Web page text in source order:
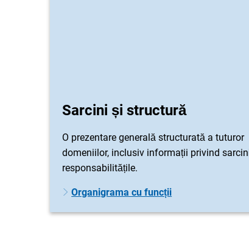
Sarcini și structură
O prezentare generală structurată a tuturor
domeniilor, inclusiv informații privind
responsabilitățile.
Organigrama cu funcții